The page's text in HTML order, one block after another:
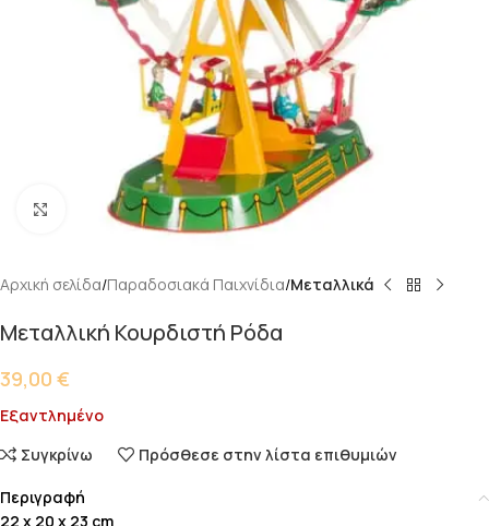
Κάντε κλικ για μεγέθυνση
Αρχική σελίδα Παραδοσιακά Παιχνίδια Μεταλλικά
Μεταλλική Κουρδιστή Ρόδα
39,00 €
Εξαντλημένο
Συγκρίνω
Πρόσθεσε στην λίστα επιθυμιών
Περιγραφή
22 x 20 x 23 cm